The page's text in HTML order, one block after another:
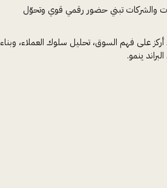
والشركات تبني حضور رقمي قوي وتحوّل
على فهم السوق، تحليل سلوك العملاء، وبناء
ينمو.